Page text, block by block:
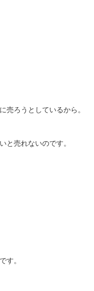
売ろうとしているから。
と売れないのです。
す。